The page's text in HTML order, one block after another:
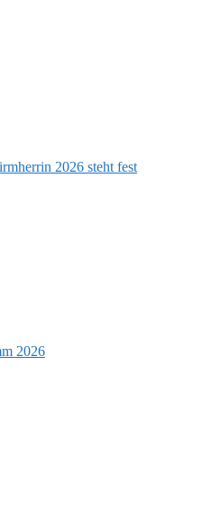
2026 steht fest
2026